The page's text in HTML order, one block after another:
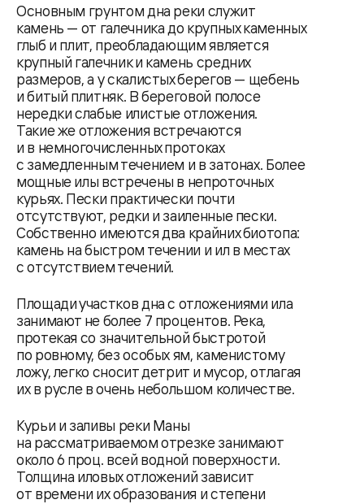
Основным грунтом дна реки служит
камень — от галечника до крупных каменных
глыб и плит, преобладающим является
крупный галечник и камень средних
размеров, а у скалистых берегов — щебень
и битый плитняк. В береговой полосе
нередки слабые илистые отложения.
Такие же отложения встречаются
и в немногочисленных протоках
с замедленным течением и в затонах. Более
мощные илы встречены в непроточных
курьях. Пески практически почти
отсутствуют, редки и заиленные пески.
Собственно имеются два крайних биотопа:
камень на быстром течении и ил в местах
с отсутствием течений.
Площади участков дна с отложениями ила
занимают не более 7 процентов. Река,
протекая со значительной быстротой
по ровному, без особых ям, каменистому
ложу, легко сносит детрит и мусор, отлагая
их в русле в очень небольшом количестве.
Курьи и заливы реки Маны
на рассматриваемом отрезке занимают
около 6 проц. всей водной поверхности.
Толщина иловых отложений зависит
от времени их образования и степени